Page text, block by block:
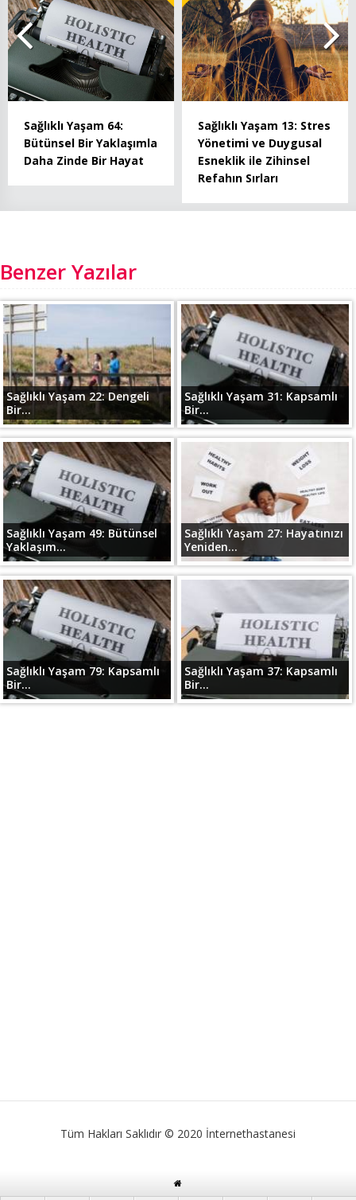
Sağlıklı Yaşam 64:
Bütünsel Bir Yaklaşımla
Daha Zinde Bir Hayat
Sağlıklı Yaşam 13: Stres
Yönetimi ve Duygusal
Esneklik ile Zihinsel
Refahın Sırları
Benzer Yazılar
Sağlıklı Yaşam 22: Dengeli
Bir...
Sağlıklı Yaşam 31: Kapsamlı
Bir...
Sağlıklı Yaşam 49: Bütünsel
Yaklaşım...
Sağlıklı Yaşam 27: Hayatınızı
Yeniden...
Sağlıklı Yaşam 79: Kapsamlı
Bir...
Sağlıklı Yaşam 37: Kapsamlı
Bir...
Tüm Hakları Saklıdır © 2020 İnternethastanesi